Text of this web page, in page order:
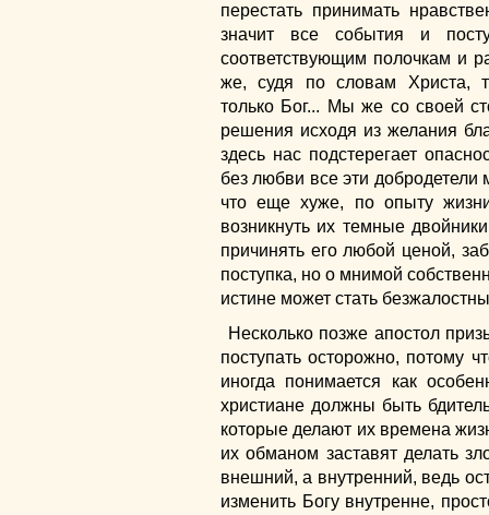
перестать принимать
значит все события и
соответствующим полочкам и
же, судя по словам Христа,
только Бог... Мы же со своей
решения исходя из желания
здесь нас подстерегает
без любви все эти
что еще хуже, по опыту
возникнуть их темные
причинять его любой ценой,
поступка, но о мнимой
истине может стать
Несколько позже апостол
поступать осторожно, потому
иногда понимается как
христиане должны быть
которые делают их времена
их обманом заставят делать
внешний, а внутренний, ведь
изменить Богу внутренне,